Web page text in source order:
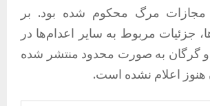
مجازات مرگ محکوم شده بود. بر
جزئیات مربوط به سایر اعدام‌ها در
و گرگان به صورت محدود منتشر شده
هنوز اعلام نشده است.